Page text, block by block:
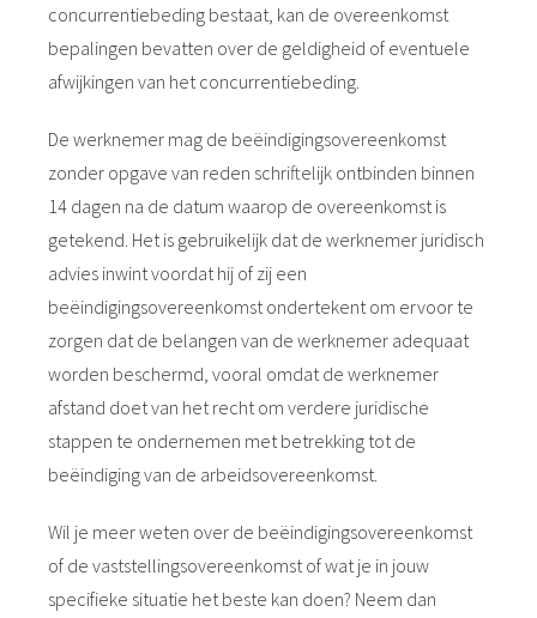
concurrentiebeding bestaat, kan de overeenkomst
bepalingen bevatten over de geldigheid of eventuele
afwijkingen van het concurrentiebeding.
De werknemer mag de beëindigingsovereenkomst
zonder opgave van reden schriftelijk ontbinden binnen
14 dagen na de datum waarop de overeenkomst is
getekend. Het is gebruikelijk dat de werknemer juridisch
advies inwint voordat hij of zij een
beëindigingsovereenkomst ondertekent om ervoor te
zorgen dat de belangen van de werknemer adequaat
worden beschermd, vooral omdat de werknemer
afstand doet van het recht om verdere juridische
stappen te ondernemen met betrekking tot de
beëindiging van de arbeidsovereenkomst.
Wil je meer weten over de beëindigingsovereenkomst
of de vaststellingsovereenkomst of wat je in jouw
specifieke situatie het beste kan doen? Neem dan